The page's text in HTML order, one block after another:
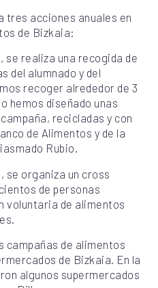
tres acciones anuales en
de Bizkaia:
se realiza una recogida de
del alumnado y del
recoger alrededor de 3
hemos diseñado unas
recicladas y con
de Alimentos y de la
Rubio.
se organiza un cross
de personas
voluntaria de alimentos
campañas de alimentos
de Bizkaia. En la
algunos supermercados